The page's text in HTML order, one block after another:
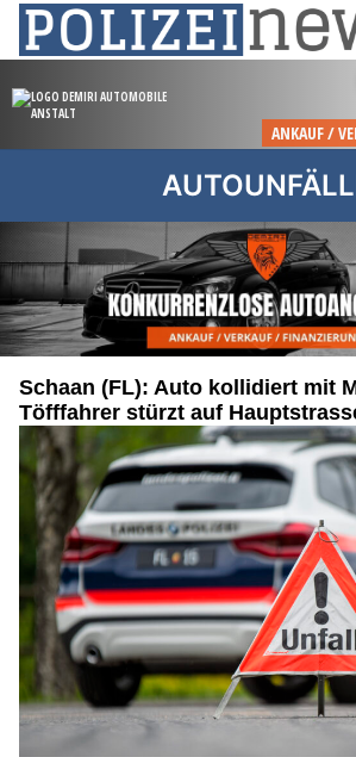
Schaan (FL): Auto kollidiert mit
Töfffahrer stürzt auf